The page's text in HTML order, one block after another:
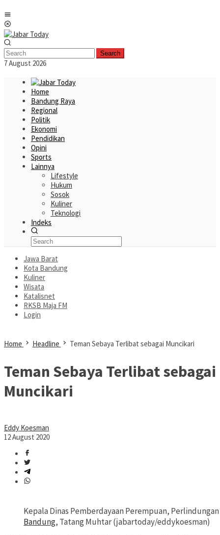
to
content
Search
7 August 2026
Home
Bandung Raya
Regional
Politik
Ekonomi
Pendidikan
Opini
Sports
Lainnya
Lifestyle
Hukum
Sosok
Kuliner
Teknologi
Indeks
Jawa Barat
Kota Bandung
Kuliner
Wisata
Katalisnet
RKSB Maja FM
Login
Home Headline Teman Sebaya Terlibat sebagai Muncikari
Teman Sebaya Terlibat sebagai
Muncikari
Eddy Koesman
12 August 2020
Kepala Dinas Pemberdayaan Perempuan,
Bandung, Tatang Muhtar (jabartoday/eddykoesman)